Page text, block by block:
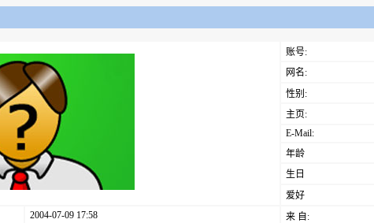
账号:
网名:
性别:
主页:
E-Mail:
年龄
生日
爱好
2004-07-09 17:58
来 自: